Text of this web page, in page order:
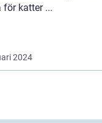
giftiga för katter ...
2024